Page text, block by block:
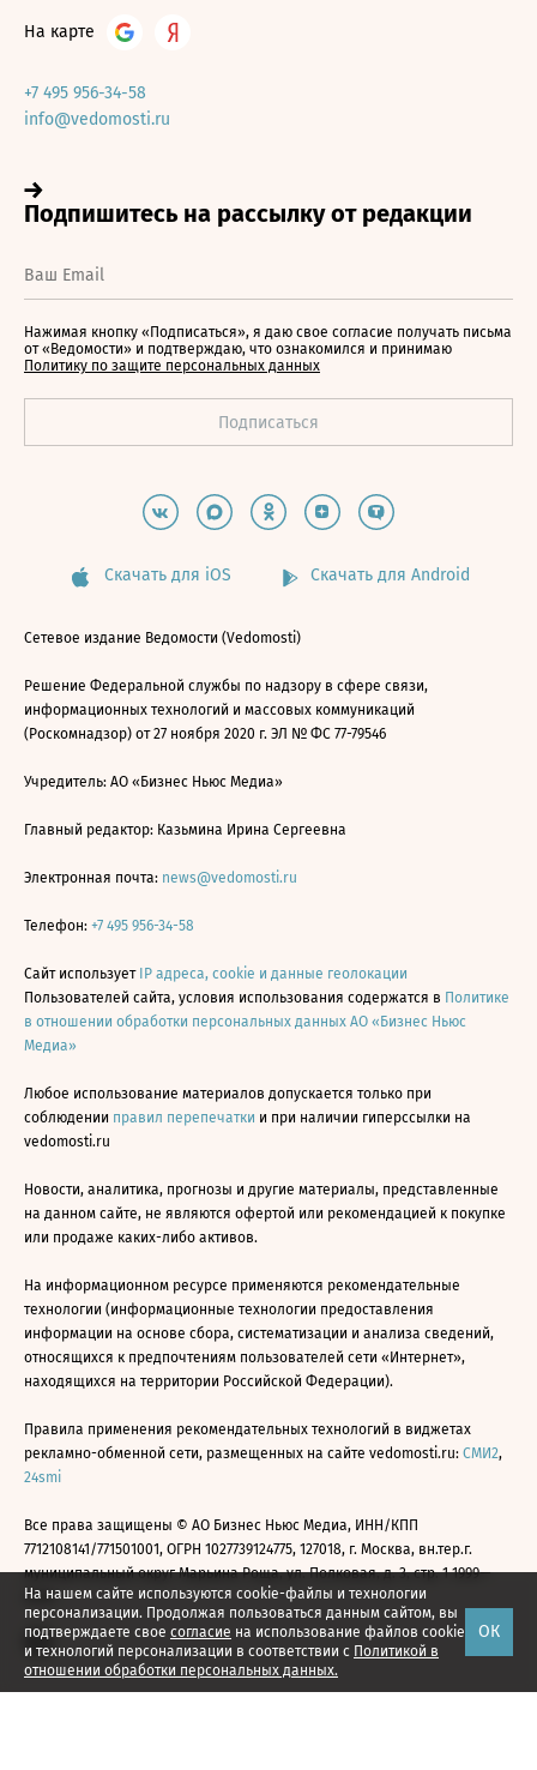
На нашем сайте используются cookie-файлы и технологии
персонализации. Продолжая пользоваться данным сайтом, вы
подтверждаете свое согласие на использование файлов cookie
и технологий персонализации в соответствии с Политикой в
отношении обработки персональных данных.
ОК
На карте
+7 495 956-34-58
info@vedomosti.ru
Нажимая кнопку «Подписаться», я даю свое согласие получать письма
от «Ведомости» и подтверждаю, что ознакомился и принимаю
Политику по защите персональных данных
Скачать для iOS Скачать для Android
Сетевое издание Ведомости (Vedomosti)
Решение Федеральной службы по надзору в сфере связи,
информационных технологий и массовых коммуникаций
(Роскомнадзор) от 27 ноября 2020 г. ЭЛ № ФС 77-79546
Учредитель: АО «Бизнес Ньюс Медиа»
Главный редактор: Казьмина Ирина Сергеевна
Электронная почта: news@vedomosti.ru
Телефон: +7 495 956-34-58
Сайт использует IP адреса, cookie и данные геолокации
Пользователей сайта, условия использования содержатся в Политике
в отношении обработки персональных данных АО «Бизнес Ньюс
Медиа»
Любое использование материалов допускается только при
соблюдении правил перепечатки и при наличии гиперссылки на
vedomosti.ru
Новости, аналитика, прогнозы и другие материалы, представленные
на данном сайте, не являются офертой или рекомендацией к покупке
или продаже каких-либо активов.
На информационном ресурсе применяются рекомендательные
технологии (информационные технологии предоставления
информации на основе сбора, систематизации и анализа сведений,
относящихся к предпочтениям пользователей сети «Интернет»,
находящихся на территории Российской Федерации).
Правила применения рекомендательных технологий в виджетах
рекламно-обменной сети, размещенных на сайте vedomosti.ru: СМИ2,
24smi
Все права защищены © АО Бизнес Ньюс Медиа, ИНН/КПП
7712108141/771501001, ОГРН 1027739124775, 127018, г. Москва, вн.тер.г.
муниципальный округ Марьина Роща, ул. Полковая, д. 3, стр. 1 1999—
2026